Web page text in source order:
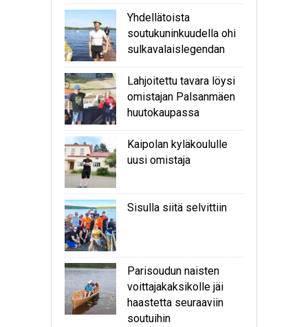
Yhdellätoista
soutukuninkuudella ohi
sulkavalaislegendan
Lahjoitettu tavara löysi
omistajan Palsanmäen
huutokaupassa
Kaipolan kyläkoululle
uusi omistaja
Sisulla siitä selvittiin
Parisoudun naisten
voittajakaksikolle jäi
haastetta seuraaviin
soutuihin